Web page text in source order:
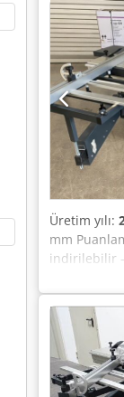
Üretim yılı:
mm
indirilebilir
dönme
puanlama
100 / 50
Konum: